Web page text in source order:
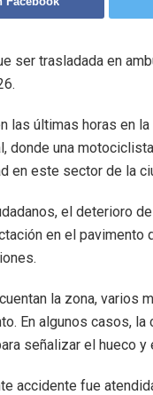
ser trasladada en
las últimas horas en
donde una
en este sector de la
el deterioro
en el pavimento
la zona, varios
En algunos casos, la
señalizar el hueco y
accidente fue